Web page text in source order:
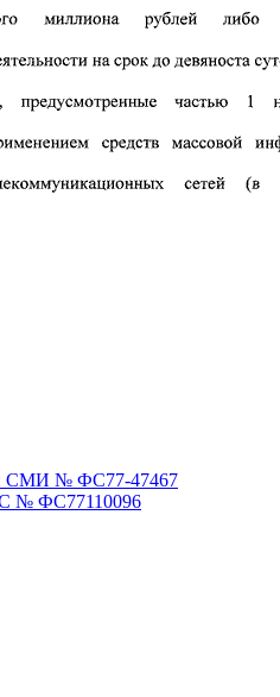
СМИ № ФС77-47467
№ ФС77110096